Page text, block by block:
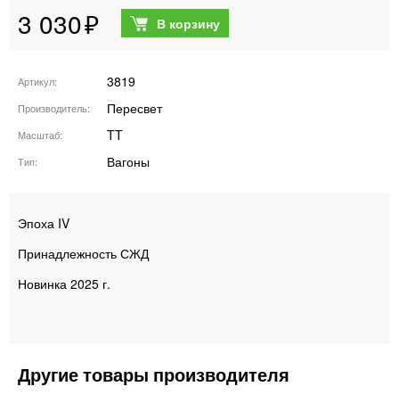
3 030
Артикул 3819
Производитель Пересвет
Масштаб TT
Тип Вагоны
Эпоха IV
Принадлежность СЖД
Новинка 2025 г.